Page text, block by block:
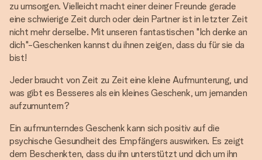
zu umsorgen. Vielleicht macht einer deiner Freunde gerade
eine schwierige Zeit durch oder dein Partner ist in letzter Zeit
nicht mehr derselbe. Mit unseren fantastischen "Ich denke an
dich"-Geschenken kannst du ihnen zeigen, dass du für sie da
bist!
Jeder braucht von Zeit zu Zeit eine kleine Aufmunterung, und
was gibt es Besseres als ein kleines Geschenk, um jemanden
aufzumuntern?
Ein aufmunterndes Geschenk kann sich positiv auf die
psychische Gesundheit des Empfängers auswirken. Es zeigt
dem Beschenkten, dass du ihn unterstützt und dich um ihn